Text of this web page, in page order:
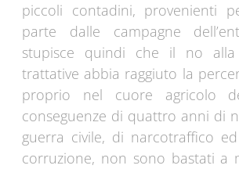
piccoli contadini, provenienti
parte dalle campagne
stupisce quindi che il no alla
trattative abbia raggiuto la
proprio nel cuore agricolo
conseguenze di quattro anni di
guerra civile, di narcotraffico
corruzione, non sono bastati a